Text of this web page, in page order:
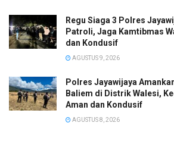
Regu Siaga 3 Polres
Patroli, Jaga Kamtibmas
dan Kondusif
AGUSTUS 9, 2026
Polres Jayawijaya
Baliem di Distrik Walesi,
Aman dan Kondusif
AGUSTUS 8, 2026